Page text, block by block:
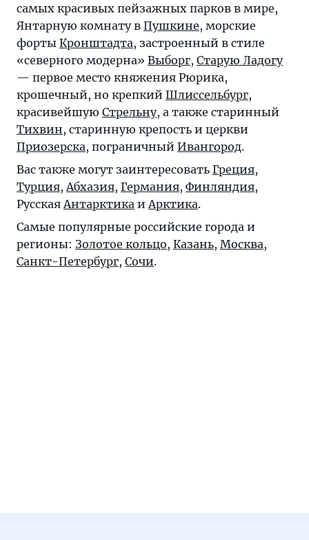
самых красивых пейзажных парков в мире,
Янтарную комнату в Пушкине, морские
форты Кронштадта, застроенный в стиле
«северного модерна» Выборг, Старую Ладогу
— первое место княжения Рюрика,
крошечный, но крепкий Шлиссельбург,
красивейшую Стрельну, а также старинный
Тихвин, старинную крепость и церкви
Приозерска, пограничный Ивангород.
Вас также могут заинтересовать Греция,
Турция,Абхазия, Германия, Финляндия,
РусскаяАнтарктика иАрктика.
Самые популярные российские города и
регионы: Золотое кольцо, Казань, Москва,
Санкт-Петербург, Сочи.